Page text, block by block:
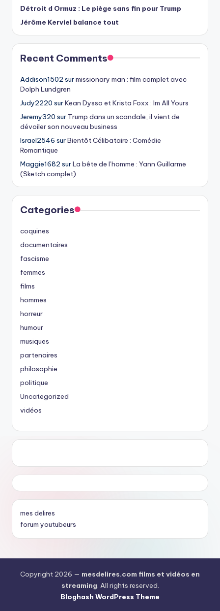
Détroit d Ormuz : Le piège sans fin pour Trump
Jérôme Kerviel balance tout
Recent Comments
Addison1502 surmissionary man : film complet avec
Dolph Lundgren
Judy2220 surKean Dysso et Krista Foxx : Im All Yours
Jeremy320 sur Trump dans un scandale, il vient de
dévoiler son nouveau business
Israel2546 surBientôt Célibataire : Comédie
Romantique
Maggie1682 surLa bête de l’homme : Yann Guillarme
(Sketch complet)
Categories
coquines
documentaires
fascisme
femmes
films
hommes
horreur
humour
musiques
partenaires
philosophie
politique
Uncategorized
vidéos
mes delires
forum youtubeurs
Copyright 2026 — mesdelires.com films et vidéos en
streaming. All rights reserved.
Bloghash WordPress Theme